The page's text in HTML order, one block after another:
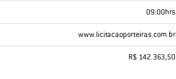
09:00hrs
www.licitacaoporteiras.com.br
R$ 142.363,50